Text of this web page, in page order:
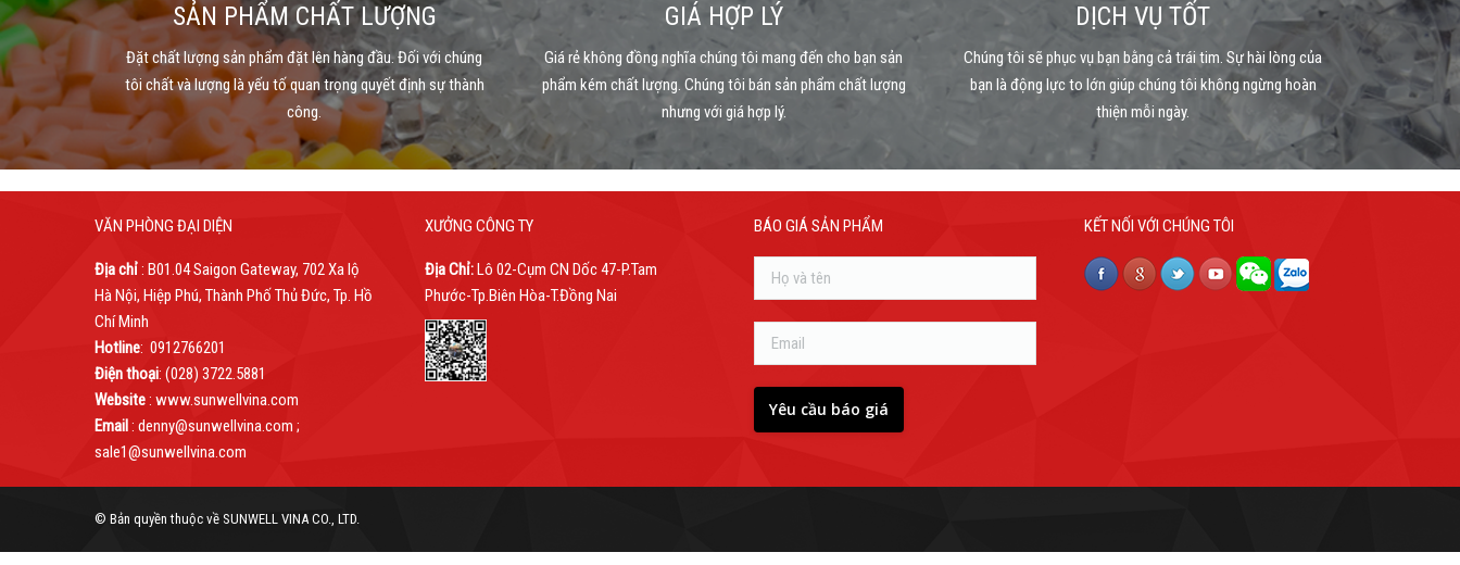
SẢN PHẨM CHẤT LƯỢNG
Đặt chất lượng sản phẩm đặt lên hàng đầu. Đối với chúng
tôi chất và lượng là yếu tố quan trọng quyết định sự thành
công.
GIÁ HỢP LÝ
Giá rẻ không đồng nghĩa chúng tôi mang đến cho bạn sản
phẩm kém chất lượng. Chúng tôi bán sản phẩm chất lượng
nhưng với giá hợp lý.
DỊCH VỤ TỐT
Chúng tôi sẽ phục vụ bạn bằng cả trái tim. Sự hài lòng của
bạn là động lực to lớn giúp chúng tôi không ngừng hoàn
thiện mỗi ngày.
VĂN PHÒNG ĐẠI DIỆN
Địa chỉ: B01.04 Saigon Gateway, 702 Xa lộ
Hà Nội, Hiệp Phú, Thành Phố Thủ Đức, Tp. Hồ
Chí Minh
Hotline: 0912766201
Điện thoại: (028) 3722.5881
Website: www.sunwellvina.com
Email: denny@sunwellvina.com ;
sale1@sunwellvina.com
XƯỞNG CÔNG TY
Địa Chỉ:Lô 02-Cụm CN Dốc 47-P.Tam
Phước-Tp.Biên Hòa-T.Đồng Nai
BÁO GIÁ SẢN PHẨM KẾT NỐI VỚI CHÚNG TÔI
© Bản quyền thuộc về SUNWELL VINA CO., LTD.